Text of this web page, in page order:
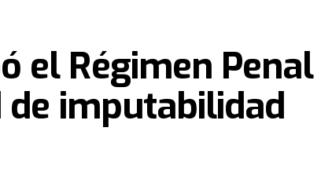
el Régimen Penal
de imputabilidad